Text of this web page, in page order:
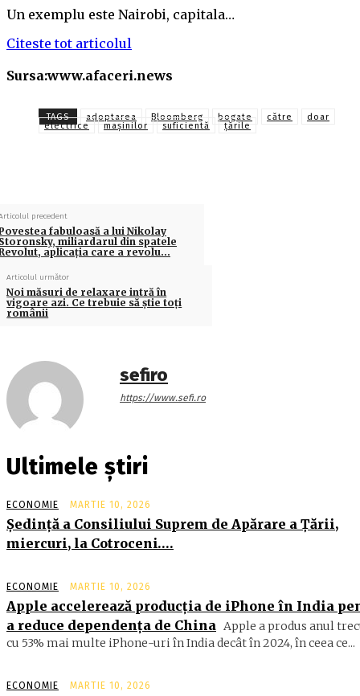
Un exemplu este Nairobi, capitala…
Citeste tot articolul
Sursa:www.afaceri.news
TAGS adoptarea Bloomberg bogate către
doar
electrice
maşinilor suficientă ţările
precedent
fabuloasă a lui Nikolay
miliardarul din spatele
aplicaţia care a revolu…
Articolul următor
Noi măsuri de relaxare intră în
vigoare azi. Ce trebuie să ştie toţi
românii
sefiro
https://www.sefi.ro
Ultimele știri
ECONOMIE MARTIE 10, 2026
Şedinţă a Consiliului Suprem de Apărare a Ţării,
miercuri, la Cotroceni….
ECONOMIE MARTIE 10, 2026
Apple accelerează producția de iPhone în India
a reduce dependența de China Apple a produs anul
cu 53% mai multe iPhone-uri în India decât în 2024, în ceea ce...
ECONOMIE MARTIE 10, 2026